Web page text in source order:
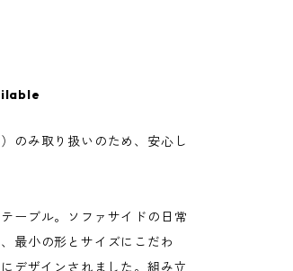
のみ取り扱いのため、安心し
ーブル。ソファサイドの日常
最小の形とサイズにこだわ
デザインされました。組み立